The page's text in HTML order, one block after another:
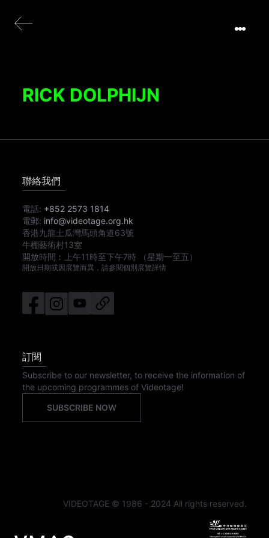
RICK DOLPHIJN
聯絡我們
電話: +852 2573 1814
電郵: info@videotage.org.hk
香港九龍土瓜灣馬頭角道63號
牛棚藝術村13室
開放時間︰
上午11時至下午7時 （星期一至五）
開放日期或因展覽而異，請參閱個別展覽詳情
訂閱
Subscribe to our newsletter, to receive the information of
the upcoming programmes of Videotage!
SUBSCRIBE NOW
VIDEOTAGE © 1986 - 2024 All rights reserved.